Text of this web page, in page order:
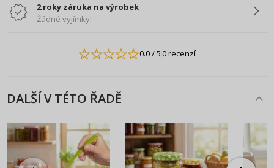
2 roky záruka na výrobek
Žádné vyjímky!
0.0/ 50 recenzí
DALŠÍ V TÉTO ŘADĚ